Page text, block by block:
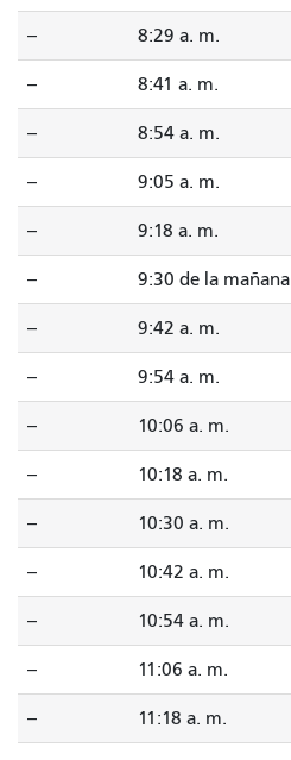
-- 8:29 a. m.
-- 8:41 a. m.
-- 8:54 a. m.
-- 9:05 a. m.
-- 9:18 a. m.
-- 9:30 de la mañana
-- 9:42 a. m.
-- 9:54 a. m.
-- 10:06 a. m.
-- 10:18 a. m.
-- 10:30 a. m.
-- 10:42 a. m.
-- 10:54 a. m.
-- 11:06 a. m.
-- 11:18 a. m.